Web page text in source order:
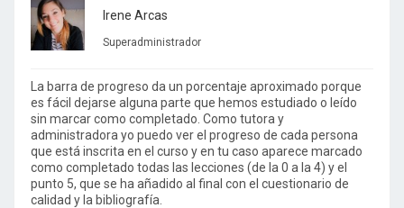
Irene Arcas
Superadministrador
La barra de progreso da un porcentaje aproximado porque
es fácil dejarse alguna parte que hemos estudiado o leído
sin marcar como completado. Como tutora y
administradora yo puedo ver el progreso de cada persona
que está inscrita en el curso y en tu caso aparece marcado
como completado todas las lecciones (de la 0 a la 4) y el
punto 5, que se ha añadido al final con el cuestionario de
calidad y la bibliografía.